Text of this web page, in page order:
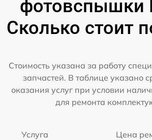
фотовспышки
Сколько стоит
Стоимость указана за работу
запчастей. В таблице указано
оказания услуг при условии
для ремонта
Услуга Цена